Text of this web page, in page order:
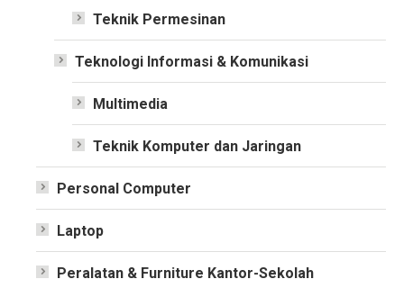
Teknik Permesinan
Teknologi Informasi & Komunikasi
Multimedia
Teknik Komputer dan Jaringan
Personal Computer
Laptop
Peralatan & Furniture Kantor-Sekolah